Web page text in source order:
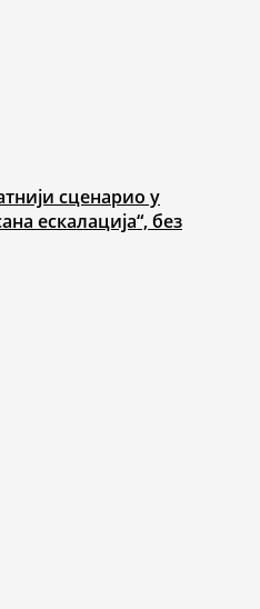
сценарио у
ескалација“, без